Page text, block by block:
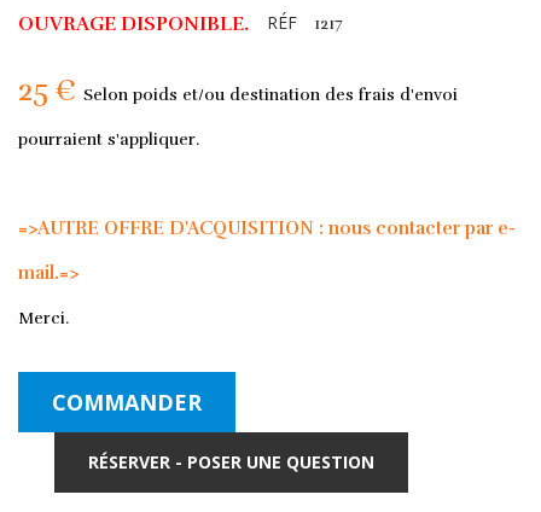
OUVRAGE DISPONIBLE. RÉF 1217
25 € Selon poids et/ou destination des frais d'envoi
pourraient s'appliquer.
=>AUTRE OFFRE D'ACQUISITION : nous contacter par e-
mail.=>
Merci.
COMMANDER
RÉSERVER - POSER UNE QUESTION